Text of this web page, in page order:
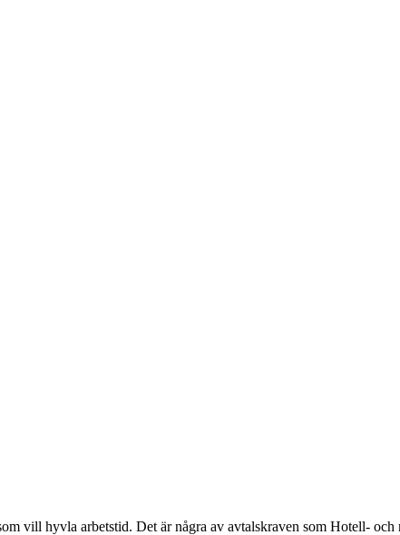
vill hyvla arbetstid. Det är några av avtalskraven som Hotell-